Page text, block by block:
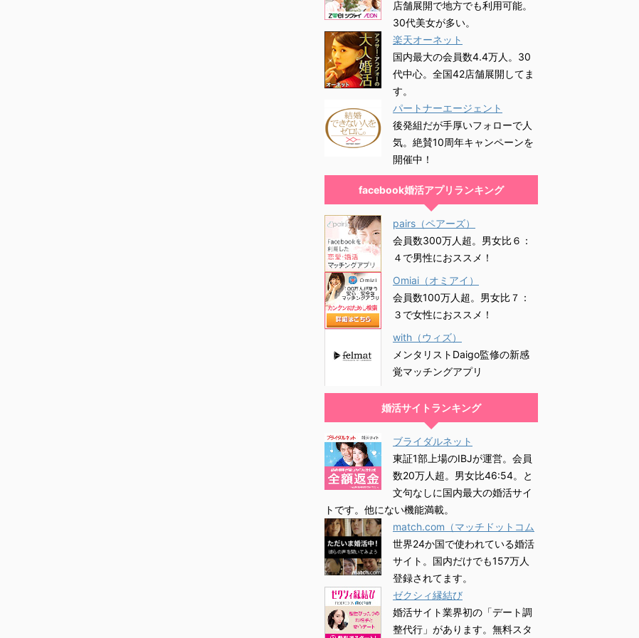
店舗展開で地方でも利用可能。
30代美女が多い。
楽天オーネット
国内最大の会員数4.4万人。30
代中心。全国42店舗展開してま
す。
パートナーエージェント
後発組だが手厚いフォローで人
気。絶賛10周年キャンペーンを
開催中！
facebook婚活アプリランキング
pairs（ペアーズ）
会員数300万人超。男女比６：
４で男性におススメ！
Omiai（オミアイ）
会員数100万人超。男女比７：
３で女性におススメ！
with（ウィズ）
メンタリストDaigo監修の新感
覚マッチングアプリ
婚活サイトランキング
ブライダルネット
東証1部上場のIBJが運営。会員
数20万人超。男女比46:54。と
文句なしに国内最大の婚活サイ
トです。他にない機能満載。
match.com（マッチドットコム
世界24か国で使われている婚活
サイト。国内だけでも157万人
登録されてます。
ゼクシィ縁結び
婚活サイト業界初の「デート調
整代行」があります。無料スタ